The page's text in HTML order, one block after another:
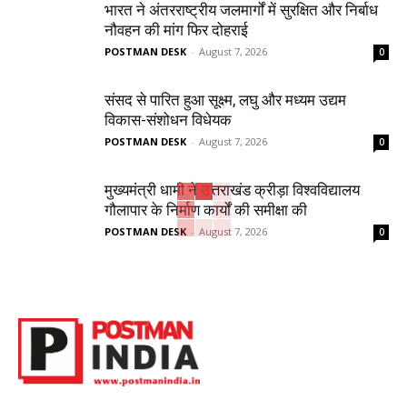
भारत ने अंतरराष्ट्रीय जलमार्गों में सुरक्षित और निर्बाध
नौवहन की मांग फिर दोहराई
POSTMAN DESK - August 7, 2026 0
संसद से पारित हुआ सूक्ष्म, लघु और मध्यम उद्यम
विकास-संशोधन विधेयक
POSTMAN DESK - August 7, 2026 0
मुख्यमंत्री धामी ने उत्तराखंड क्रीड़ा विश्वविद्यालय
गौलापार के निर्माण कार्यों की समीक्षा की
POSTMAN DESK - August 7, 2026 0